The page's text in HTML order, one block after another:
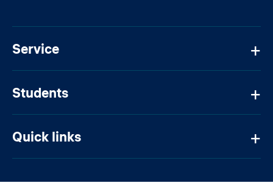
Service
Students
Quick links